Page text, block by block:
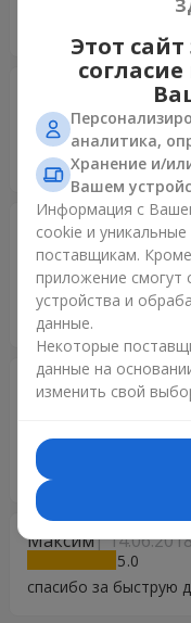
просьбе заменили
5
Yesterday you realy
your company...
Коломийченко
Владимирович
5
Спасибо большое за
человек был в
Коломийченко
Владимирович
Спасибо большое за
человек был в
Максим
5
спасибо за быструю
Этот
аналитика,
Хранение и/
Вашем
Информация с
cookie и
поставщикам.
приложение
устройства и
данные.
Некоторые
данные на
изменить свой